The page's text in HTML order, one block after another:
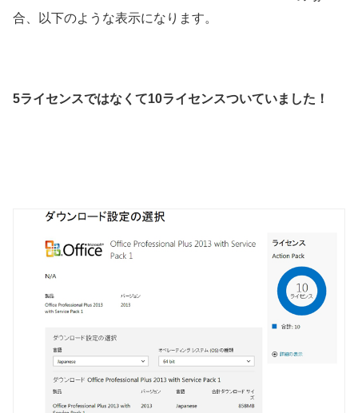
合、以下のような表示になります。
5ライセンスではなくて10ライセンスついていました！